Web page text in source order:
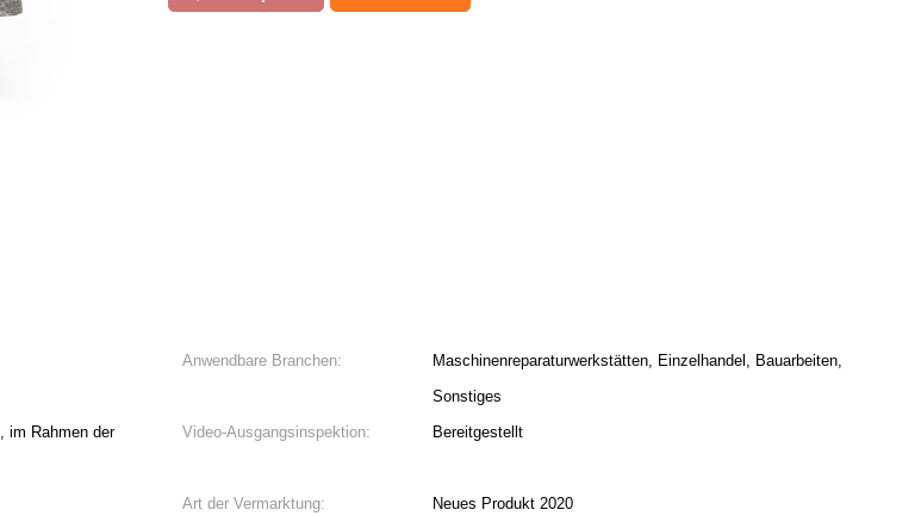
Anwendbare Branchen:
Maschinenreparaturwerkstätten, Einzelhandel, Bauarbeiten,
Sonstiges
im Rahmen der
Video-Ausgangsinspektion: Bereitgestellt
Art der Vermarktung:
Neues Produkt 2020